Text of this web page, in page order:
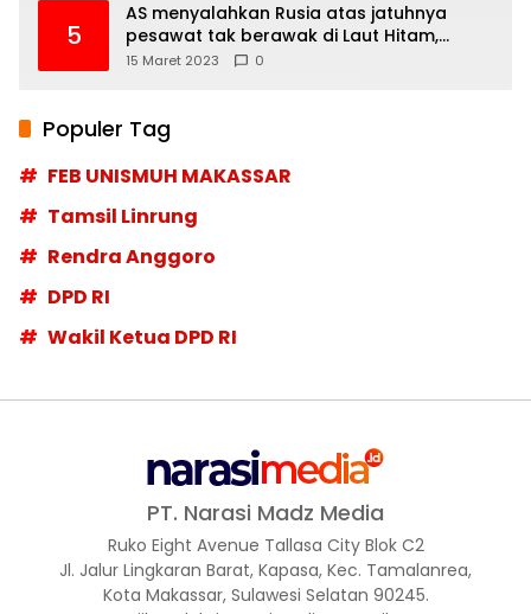
5
AS menyalahkan Rusia atas jatuhnya
pesawat tak berawak di Laut Hitam,
Moskow menyangkal
15 Maret 2023 0
Populer Tag
FEB UNISMUH MAKASSAR
Tamsil Linrung
Rendra Anggoro
DPD RI
Wakil Ketua DPD RI
PT. Narasi Madz Media
Ruko Eight Avenue Tallasa City Blok C2
Jl. Jalur Lingkaran Barat, Kapasa, Kec. Tamalanrea,
Kota Makassar, Sulawesi Selatan 90245.